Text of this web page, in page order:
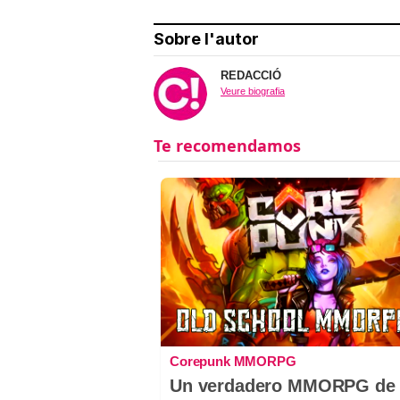
Sobre l'autor
REDACCIÓ
Veure biografia
Corepunk MMORPG
Un verdadero MMORPG de